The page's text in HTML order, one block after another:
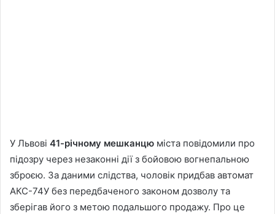
У Львові 41-річному мешканцю міста повідомили про
підозру через незаконні дії з бойовою вогнепальною
зброєю. За даними слідства, чоловік придбав автомат
АКС-74У без передбаченого законом дозволу та
зберігав його з метою подальшого продажу. Про це